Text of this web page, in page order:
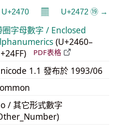
𝄜 U+2472 ⑲ →
圈字母數字 / Enclosed
(U+2460–
PDF表格
1.1 發布於 1993/06
/ 其它形式數字